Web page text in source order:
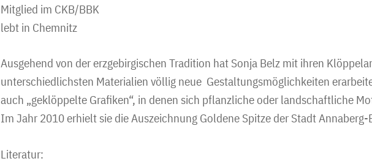
Mitglied im CKB/BBK
lebt in Chemnitz
Ausgehend von der erzgebirgischen Tradition hat Sonja Belz mit ihren
unterschiedlichsten Materialien völlig neue Gestaltungsmöglichkeiten
auch „geklöppelte Grafiken“, in denen sich pflanzliche oder landschaftliche
Im Jahr 2010 erhielt sie die Auszeichnung Goldene Spitze der Stadt
Literatur: